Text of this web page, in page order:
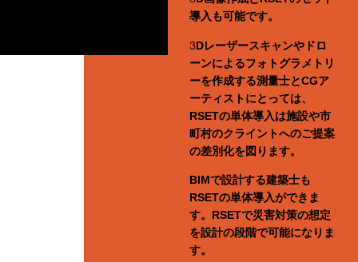
導入も可能です。
3Dレーザースキャンやドロ
ーンによるフォトグラメトリ
ーを作成する測量士とCGア
ーティストにとっては、
RSETの単体導入は施設や市
町村のクライントへのご提案
の差別化を図ります。
BIMで設計する建築士も
RSETの単体導入ができま
す。RSETで災害対策の想定
を設計の段階で可能になりま
す。